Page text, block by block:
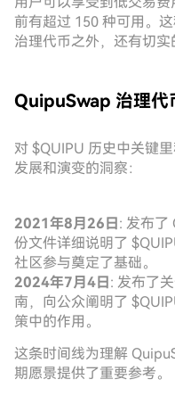
前有超过 150 种可用。
治理代币之外，还有切实
QuipuSwap 治理代
对 $QUIPU 历史中关键
发展和演变的洞察：
2021年8月26日: 发布了
份文件详细说明了
社区参与奠定了基础。
2024年7月4日: 发布了
南，向公众阐明了
策中的作用。
这条时间线为理解
期愿景提供了重要参考。